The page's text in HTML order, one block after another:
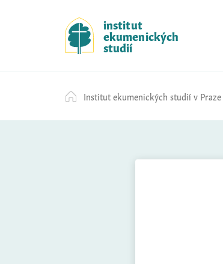
k
i
p
t
c
o
institut
ekumenických
studií
Institut ekumenických studií v Praze